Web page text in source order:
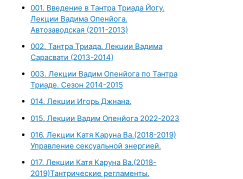
001. Введение в Тантра Триада Йогу.
Лекции Вадима Опенйога.
Автозаводская (2011-2013)
002. Тантра Триада. Лекции Вадима
Сарасвати (2013-2014)
003. Лекции Вадим Опенйога по Тантра
Триаде. Сезон 2014-2015
014. Лекции Игорь Джнана.
015. Лекции Вадим Опенйога 2022-2023
016. Лекции Катя Каруна Ва.(2018-2019)
Управление сексуальной энергией.
017. Лекции Катя Каруна Ва.(2018-
2019)Тантрические регламенты.